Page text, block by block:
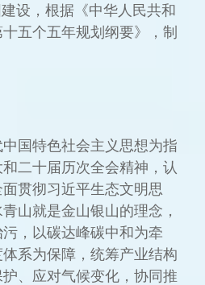
设，根据《中华人民共和
五个五年规划纲要》，制
国特色社会主义思想为指
二十届历次全会精神，认
贯彻习近平生态文明思
山就是金山银山的理念，
，以碳达峰碳中和为牵
系为保障，统筹产业结构
、应对气候变化，协同推